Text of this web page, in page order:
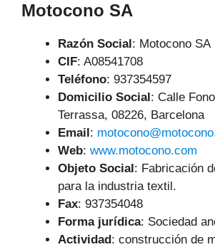
Motocono SA
Razón Social: Motocono SA
CIF: A08541708
Teléfono: 937354597
Domicilio Social: Calle
Terrassa, 08226, Barcelona
Email:
Web: www.motocono.com
Objeto Social: Fabricación
para la industria textil.
Fax: 937354048
Forma jurídica: Sociedad
Actividad: construcción de